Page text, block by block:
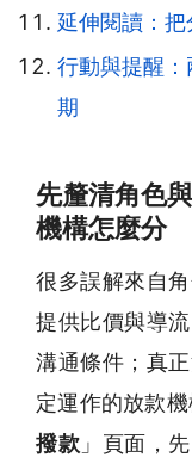
延伸閱讀：
行動與提醒：
期
先釐清角色
機構怎麼分
很多誤解來自
提供比價與導
溝通條件；真
定運作的放款
撥款 」頁面，